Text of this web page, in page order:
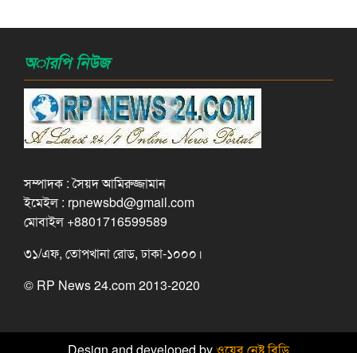
অারপি নিউজ
সম্পাদক : সৈয়দ আমিরুজ্জামান
ইমেইল : rpnewsbd@gmail.com
মোবাইল +8801716599589
৩১/এফ, তোপখানা রোড, ঢাকা-১০০০।
© RP News 24.com 2013-2020